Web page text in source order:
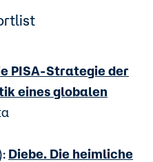
PISA-Strategie der
eines globalen
Diebe. Die heimliche